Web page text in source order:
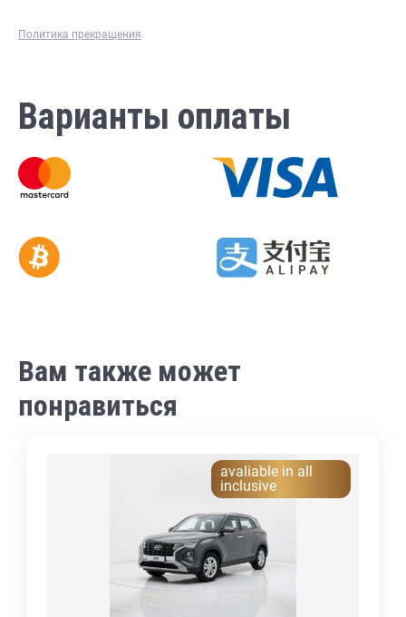
Политика прекращения
Варианты оплаты
Вам также может
понравиться
avaliable in all
inclusive